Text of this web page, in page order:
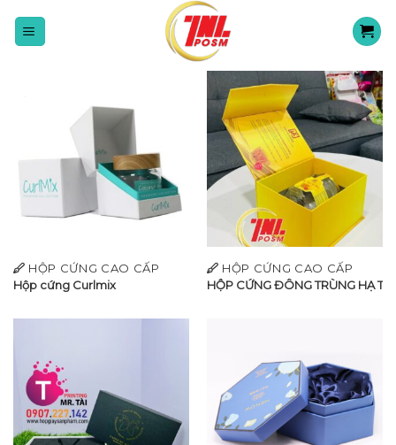
HỘP CỨNG CAO CẤP
Hộp cứng Curlmix
HỘP CỨNG CAO CẤP
HỘP CỨNG ĐÔNG TRÙNG HẠ